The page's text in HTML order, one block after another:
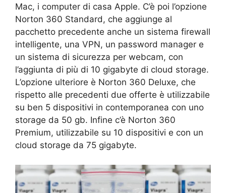
Mac, i computer di casa Apple. C’è poi l’opzione
Norton 360 Standard, che aggiunge al
pacchetto precedente anche un sistema firewall
intelligente, una VPN, un password manager e
un sistema di sicurezza per webcam, con
l’aggiunta di più di 10 gigabyte di cloud storage.
L’opzione ulteriore è Norton 360 Deluxe, che
rispetto alle precedenti due offerte è utilizzabile
su ben 5 dispositivi in contemporanea con uno
storage da 50 gb. Infine c’è Norton 360
Premium, utilizzabile su 10 dispositivi e con un
cloud storage da 75 gigabyte.